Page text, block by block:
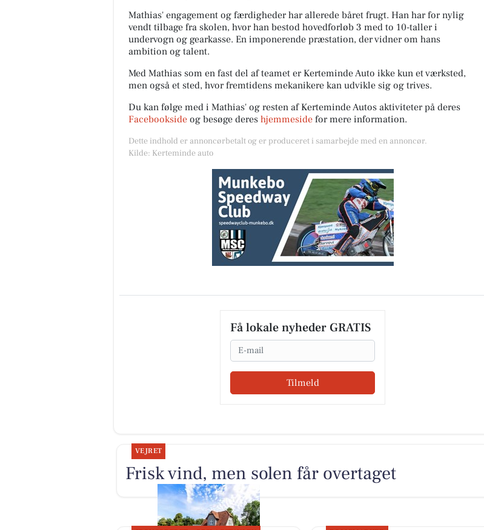
Mathias' engagement og færdigheder har allerede båret frugt. Han har for nylig
vendt tilbage fra skolen, hvor han bestod hovedforløb 3 med to 10-taller i
undervogn og gearkasse. En imponerende præstation, der vidner om hans
ambition og talent.
Med Mathias som en fast del af teamet er Kerteminde Auto ikke kun et værksted,
men også et sted, hvor fremtidens mekanikere kan udvikle sig og trives.
Du kan følge med i Mathias' og resten af Kerteminde Autos aktiviteter på deres
Facebookside og besøge deres hjemmeside for mere information.
Dette indhold er annoncørbetalt og er produceret i samarbejde med en annoncør.
Kilde: Kerteminde auto
Få lokale nyheder GRATIS
Email
Tilmeld
VEJRET
Frisk vind, men solen får overtaget